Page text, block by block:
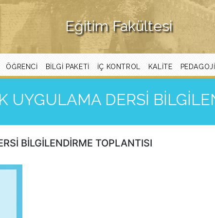
Eğitim Fakültesi
ÖĞRENCI BİLGİ PAKETİ İÇ KONTROL KALITE
UYGULAMA DERSİ
BİLGİLENDİRME TOPLANTISI